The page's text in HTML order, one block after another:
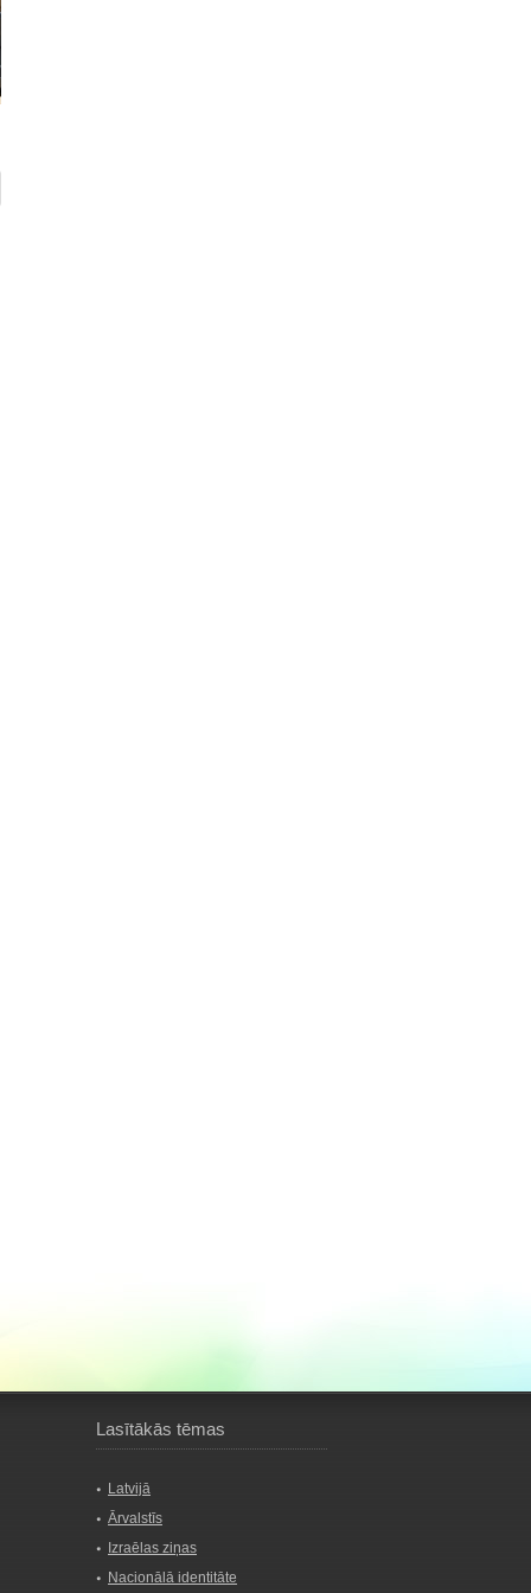
Lasītākās tēmas
Latvijā
Ārvalstīs
Izraēlas ziņas
Nacionālā identitāte